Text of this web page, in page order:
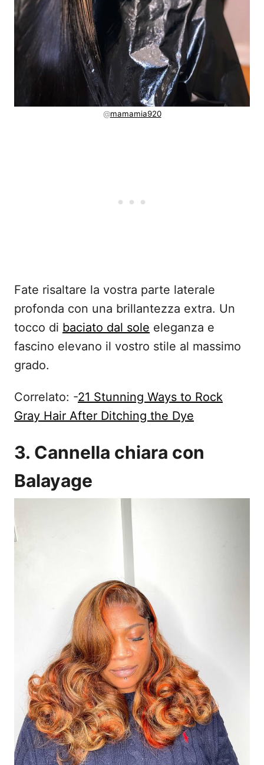
@mamamia920
Fate risaltare la vostra parte laterale
profonda con una brillantezza extra. Un
tocco di baciato dal sole eleganza e
fascino elevano il vostro stile al massimo
grado.
Correlato: -21 Stunning Ways to Rock
Gray Hair After Ditching the Dye
3. Cannella chiara con
Balayage